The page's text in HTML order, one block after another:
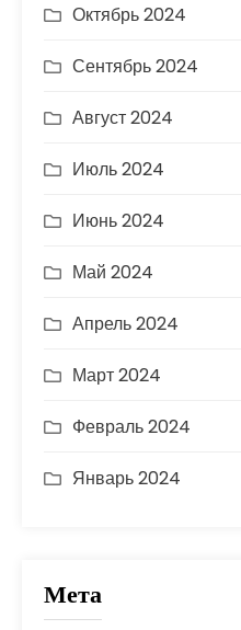
Октябрь 2024
Сентябрь 2024
Август 2024
Июль 2024
Июнь 2024
Май 2024
Апрель 2024
Март 2024
Февраль 2024
Январь 2024
Мета